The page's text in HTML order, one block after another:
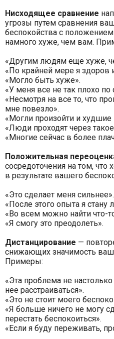
Нисходящее сравнение
угрозы путем сравнения
беспокойства с
намного хуже, чем вам.
«Другим людям еще хуже,
«По крайней мере я здоров
«Могло быть хуже».
«У меня все не так плохо
«Несмотря на все то, что
мне повезло».
«Могли произойти и худшие
«Люди проходят через
«Многие сейчас в более
Положительная
сосредоточения на том,
в результате вашего
«Это сделает меня сильнее».
«После этого опыта я стану
«Во всем можно найти что-
«Я смогу это преодолеть».
Дистанцирование —
снижающих значимость
Примеры:
«Эта проблема не
нее расстраиваться».
«Это не стоит моего
«Я больше ничего не могу
перестать беспокоиться».
«Если я буду переживать,